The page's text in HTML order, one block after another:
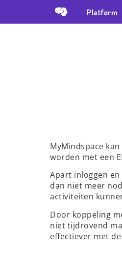
Platform
MyMindspace
worden met een
Apart inloggen
dan niet meer
activiteiten
Door koppeling
niet tijdrovend
effectiever met